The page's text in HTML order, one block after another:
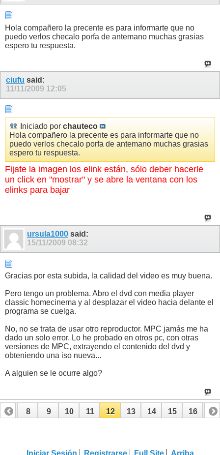
Hola compañero la precente es para informarte que no
puedo verlos checalo porfa de antemano muchas grasias
espero tu respuesta.
ciufu said:
11/11/2009 12:05
Iniciado por chauteco
Hola compañero la precente es para informarte que no
puedo verlos checalo porfa de antemano muchas grasias
espero tu respuesta.
Fijate la imagen los elink están, sólo deber hacerle
un click en "mostrar" y se abre la ventana con los
elinks para bajar
ursula1000 said:
15/11/2009 08:32
Gracias por esta subida, la calidad del video es muy buena.
Pero tengo un problema. Abro el dvd con media player
classic homecinema y al desplazar el video hacia delante el
programa se cuelga.
No, no se trata de usar otro reproductor. MPC jamás me ha
dado un solo error. Lo he probado en otros pc, con otras
versiones de MPC, extrayendo el contenido del dvd y
obteniendo una iso nueva...
A alguien se le ocurre algo?
7 8 9 10 11 12 13 14 15 16 17
Iniciar Sesión Registrarse Full Site Arriba